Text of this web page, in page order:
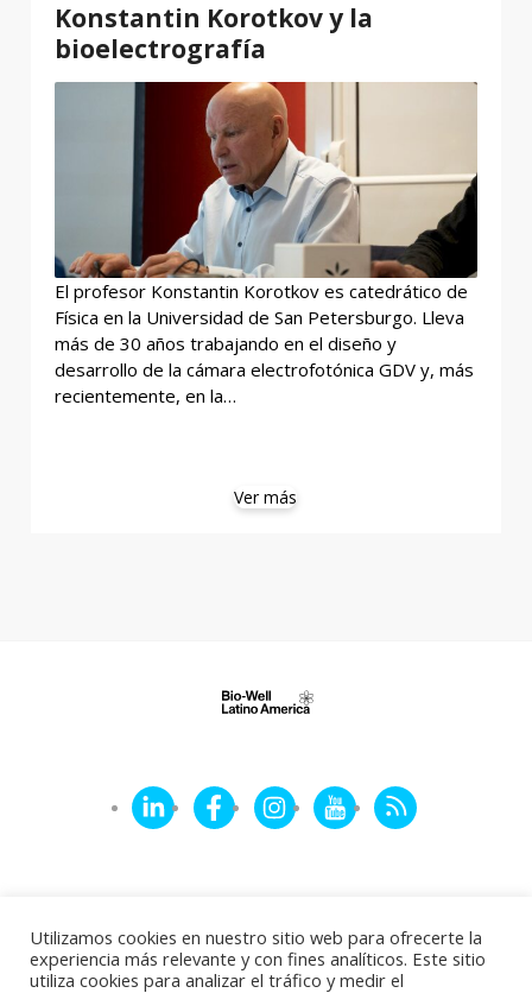
Konstantin Korotkov y la
bioelectrografía
El profesor Konstantin Korotkov es catedrático de
Física en la Universidad de San Petersburgo. Lleva
más de 30 años trabajando en el diseño y
desarrollo de la cámara electrofotónica GDV y, más
recientemente, en la…
Ver más
LinkedInFacebookInstagramYouTubeRSS
Feed
Utilizamos cookies en nuestro sitio web para ofrecerte la
experiencia más relevante y con fines analíticos. Este sitio
utiliza cookies para analizar el tráfico y medir el